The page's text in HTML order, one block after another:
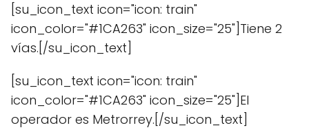
[su_icon_text icon="icon: train"
icon_color="#1CA263" icon_size="25"]Tiene 2
vías.[/su_icon_text]
[su_icon_text icon="icon: train"
icon_color="#1CA263" icon_size="25"]El
operador es Metrorrey.[/su_icon_text]